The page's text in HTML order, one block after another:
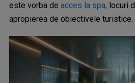
este vorba de acces la spa, locuri
apropierea de obiectivele turistice.